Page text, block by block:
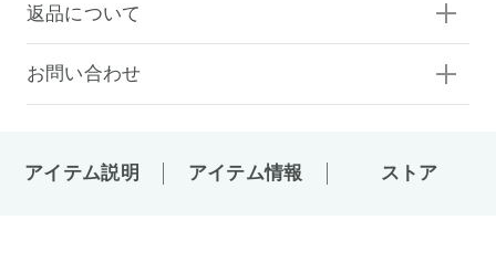
返品について
お問い合わせ
アイテム説明 アイテム情報 ストア